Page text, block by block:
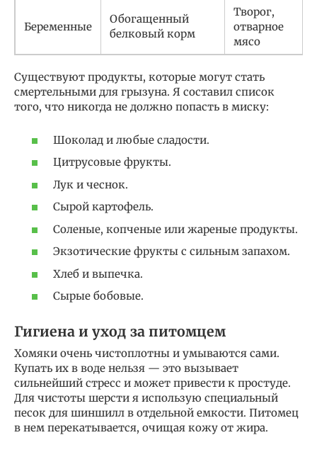
Беременные
Обогащенный
белковый корм
Творог,
отварное
мясо
Существуют продукты, которые могут стать
смертельными для грызуна. Я составил список
того, что никогда не должно попасть в миску:
Шоколад и любые сладости.
Цитрусовые фрукты.
Лук и чеснок.
Сырой картофель.
Соленые, копченые или жареные продукты.
Экзотические фрукты с сильным запахом.
Хлеб и выпечка.
Сырые бобовые.
Гигиена и уход за питомцем
Хомяки очень чистоплотны и умываются сами.
Купать их в воде нельзя — это вызывает
сильнейший стресс и может привести к простуде.
Для чистоты шерсти я использую специальный
песок для шиншилл в отдельной емкости. Питомец
в нем перекатывается, очищая кожу от жира.